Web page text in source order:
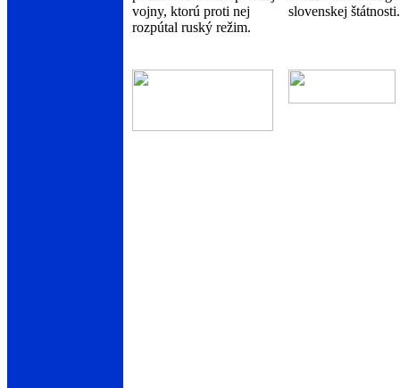
vojny, ktorú proti nej
rozpútal ruský režim.
slovenskej štátnosti.